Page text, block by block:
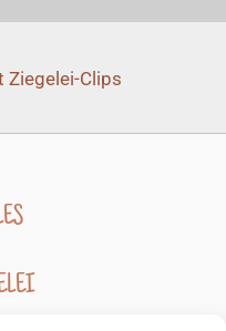
Ziegelei-Clips